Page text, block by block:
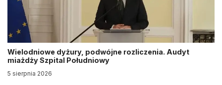
Wielodniowe dyżury, podwójne rozliczenia. Audyt
miażdży Szpital Południowy
5 sierpnia 2026